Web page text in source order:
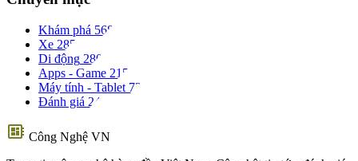
Khám phá 568
Xe 285
Di động 280
Apps - Game 215
Máy tính - Tablet 72
Đánh giá 24
developer_board Công Nghệ VN